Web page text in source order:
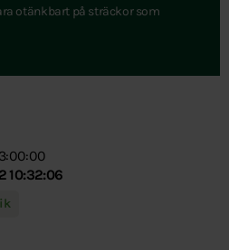
otänkbart på sträckor som
10:32:06